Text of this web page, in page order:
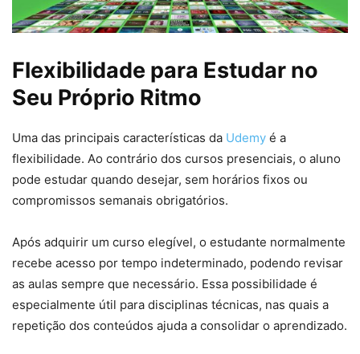
Flexibilidade para Estudar no
Seu Próprio Ritmo
Uma das principais características da Udemy é a
flexibilidade. Ao contrário dos cursos presenciais, o aluno
pode estudar quando desejar, sem horários fixos ou
compromissos semanais obrigatórios.
Após adquirir um curso elegível, o estudante normalmente
recebe acesso por tempo indeterminado, podendo revisar
as aulas sempre que necessário. Essa possibilidade é
especialmente útil para disciplinas técnicas, nas quais a
repetição dos conteúdos ajuda a consolidar o aprendizado.